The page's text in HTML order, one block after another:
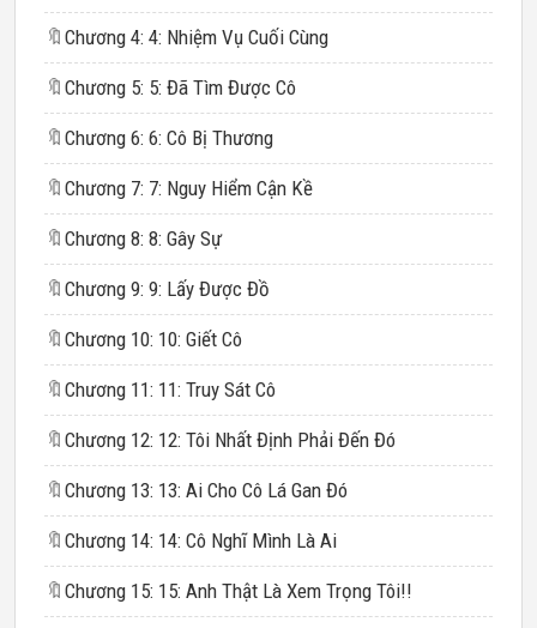
🔖 Chương 4: 4: Nhiệm Vụ Cuối Cùng
🔖 Chương 5: 5: Đã Tìm Được Cô
🔖 Chương 6: 6: Cô Bị Thương
🔖 Chương 7: 7: Nguy Hiểm Cận Kề
🔖 Chương 8: 8: Gây Sự
🔖 Chương 9: 9: Lấy Được Đồ
🔖 Chương 10: 10: Giết Cô
🔖 Chương 11: 11: Truy Sát Cô
🔖 Chương 12: 12: Tôi Nhất Định Phải Đến Đó
🔖 Chương 13: 13: Ai Cho Cô Lá Gan Đó
🔖 Chương 14: 14: Cô Nghĩ Mình Là Ai
🔖 Chương 15: 15: Anh Thật Là Xem Trọng Tôi!!